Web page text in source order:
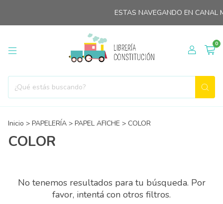
ESTAS NAVEGANDO EN CANAL
0
Inicio > PAPELERÍA > PAPEL AFICHE > COLOR
COLOR
No tenemos resultados para tu búsqueda. Por
favor, intentá con otros filtros.